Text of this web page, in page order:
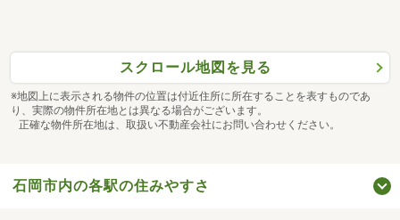
スクロール地図を見る
※地図上に表示される物件の位置は付近住所に所在することを表すものであ
り、実際の物件所在地とは異なる場合がございます。
正確な物件所在地は、取扱い不動産会社にお問い合わせください。
石岡市内の各駅の住みやすさ